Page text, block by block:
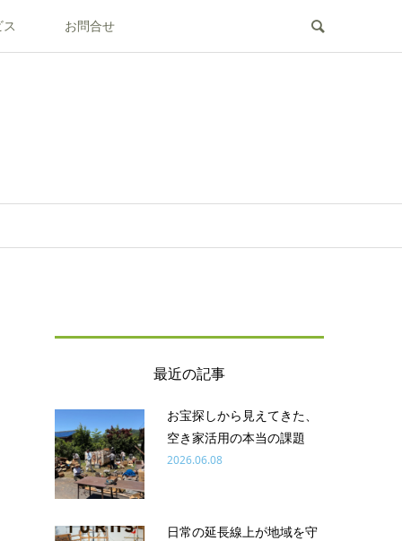
お問合せ
最近の記事
お宝探しから見えてきた、
空き家活用の本当の課題
2026.06.08
日常の延長線上が地域を守